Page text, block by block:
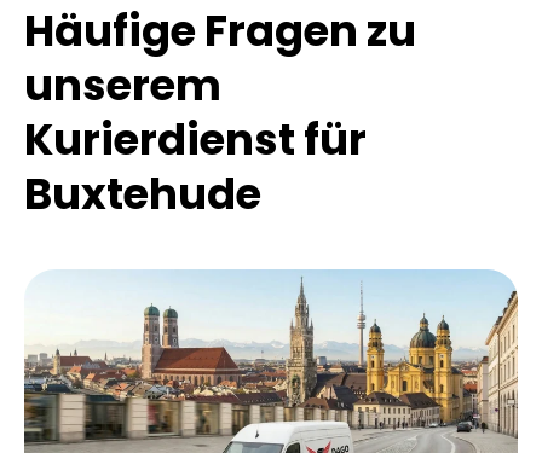
Häufige Fragen zu
unserem
Kurierdienst für
Buxtehude